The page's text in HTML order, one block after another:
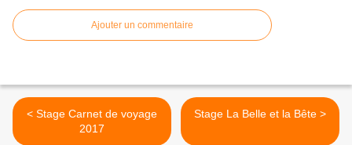
Ajouter un commentaire
< Stage Carnet de voyage
2017
Stage La Belle et la Bête >